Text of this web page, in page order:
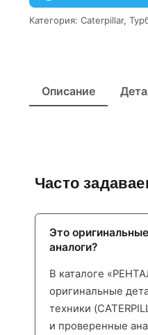
Категория: Caterpillar,
Описание
Часто
Это
аналоги?
В каталоге
оригинальные
техники
и проверенные